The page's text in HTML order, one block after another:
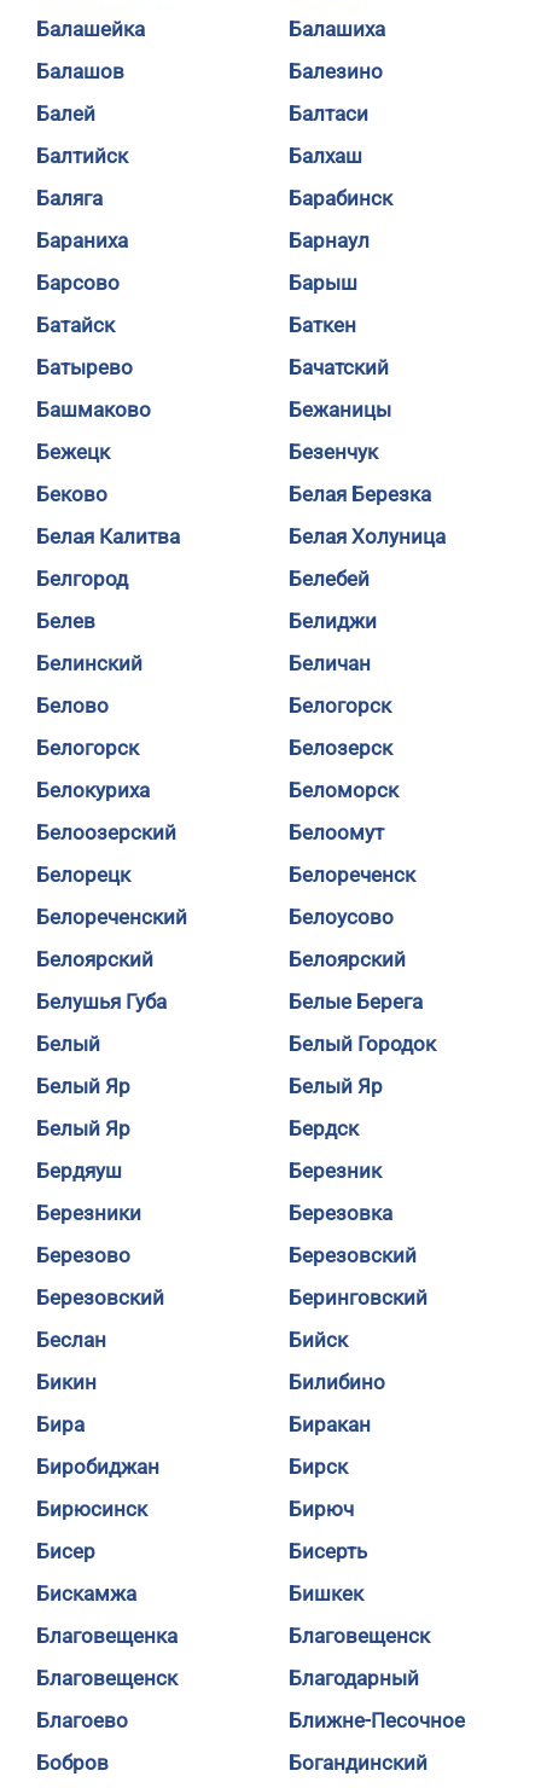
Балашейка
Балашиха
Балашов
Балезино
Балей
Балтаси
Балтийск
Балхаш
Баляга
Барабинск
Бараниха
Барнаул
Барсово
Барыш
Батайск
Баткен
Батырево
Бачатский
Башмаково
Бежаницы
Бежецк
Безенчук
Беково
Белая Березка
Белая Калитва
Белая Холуница
Белгород
Белебей
Белев
Белиджи
Белинский
Беличан
Белово
Белогорск
Белогорск
Белозерск
Белокуриха
Беломорск
Белоозерский
Белоомут
Белорецк
Белореченск
Белореченский
Белоусово
Белоярский
Белоярский
Белушья Губа
Белые Берега
Белый
Белый Городок
Белый Яр
Белый Яр
Белый Яр
Бердск
Бердяуш
Березник
Березники
Березовка
Березово
Березовский
Березовский
Беринговский
Беслан
Бийск
Бикин
Билибино
Бира
Биракан
Биробиджан
Бирск
Бирюсинск
Бирюч
Бисер
Бисерть
Бискамжа
Бишкек
Благовещенка
Благовещенск
Благовещенск
Благодарный
Благоево
Ближне-Песочное
Бобров
Богандинский